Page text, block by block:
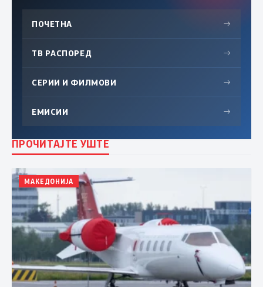
ПОЧЕТНА →
ТВ РАСПОРЕД →
СЕРИИ И ФИЛМОВИ →
ЕМИСИИ →
ПРОЧИТАЈТЕ УШТЕ
МАКЕДОНИЈА